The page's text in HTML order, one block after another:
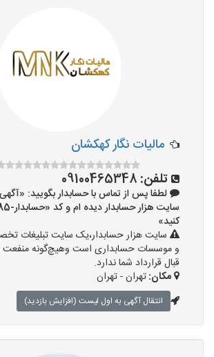
مالیات نگار کهکشان
تلفن: 09100465348
لطفا پس از تماس با حسابدار بگویید:
کنید»
سایت هزار حسابدار،یک سایت تبلیغات
و موسسات حسابداری است وهیچ‌گونه منفعت
قبال قرارداد شما ندارد.
مکان:تهران - تهران
انتقال آگهی به اول لیست (افزایش بازدید)